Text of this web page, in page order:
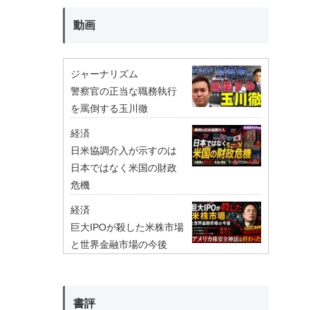
動画
ジャーナリズム
警察官の正当な職務執行
を罵倒する玉川徹
経済
日米協調介入が示すのは
日本ではなく米国の財政
危機
経済
巨大IPOが殺した米株市場
と世界金融市場の今後
書評